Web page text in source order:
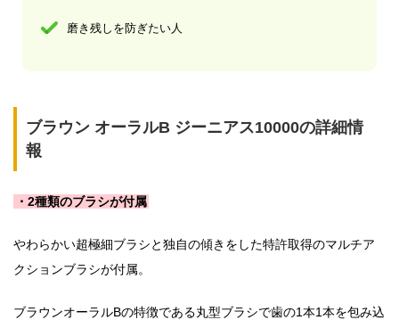
磨き残しを防ぎたい人
ブラウン オーラルB ジーニアス10000の詳細情
報
・2種類のブラシが付属
やわらかい超極細ブラシと独自の傾きをした特許取得のマルチア
クションブラシが付属。
ブラウンオーラルBの特徴である丸型ブラシで歯の1本1本を包み込